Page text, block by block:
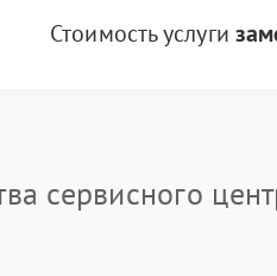
Стоимость услуги
сервисного